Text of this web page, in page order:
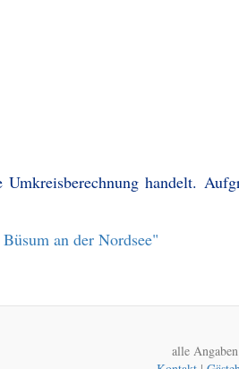
handelt.
an der Nordsee"
alle